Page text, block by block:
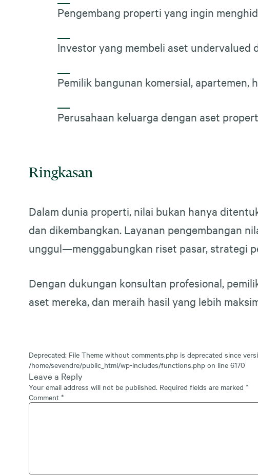
Pengembang properti yang ingin
Investor yang membeli aset undervalued
Pemilik bangunan komersial, apartemen,
Perusahaan keluarga dengan aset
Ringkasan
Dalam dunia properti, nilai bukan hanya
dan dikembangkan. Layanan pengembangan
unggul—menggabungkan riset pasar, strategi
Dengan dukungan konsultan profesional,
aset mereka, dan meraih hasil yang lebih
Deprecated: File Theme without comments.php is deprecated since
/home/sevendre/public_html/wp-includes/functions.php on line 6170
Leave a Reply
Your email address will not be published. Required fields are marked *
Comment *